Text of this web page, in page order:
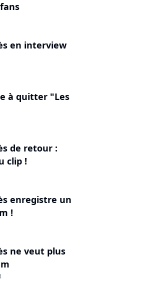
en interview
à quitter "Les
de retour :
clip !
enregistre un
!
ne veut plus